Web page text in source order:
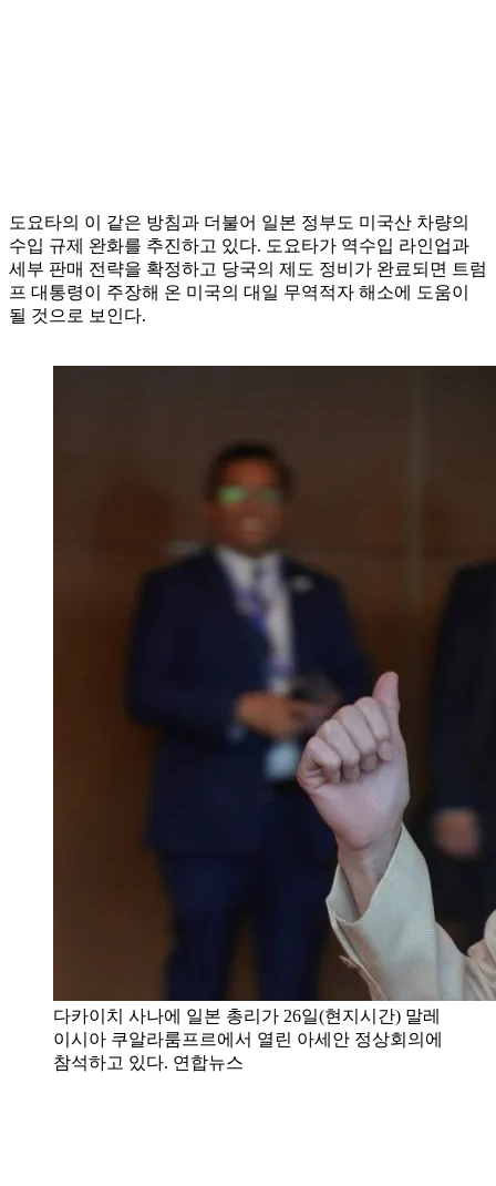
도요타의 이 같은 방침과 더불어 일본 정부도 미국산 차량의
수입 규제 완화를 추진하고 있다. 도요타가 역수입 라인업과
세부 판매 전략을 확정하고 당국의 제도 정비가 완료되면 트럼
프 대통령이 주장해 온 미국의 대일 무역적자 해소에 도움이
될 것으로 보인다.
다카이치 사나에 일본 총리가 26일(현지시간) 말레
이시아 쿠알라룸프르에서 열린 아세안 정상회의에
참석하고 있다. 연합뉴스